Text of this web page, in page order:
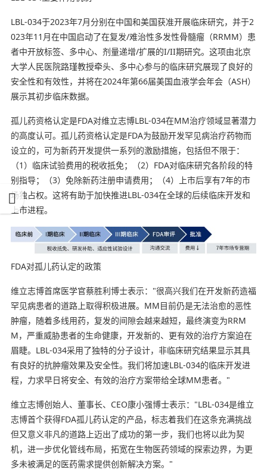
LBL-034于2023年7月分别在中国和美国获准开展临床研究，并于2
023年11月在中国启动了在复发/难治性多发性骨髓瘤（RRMM）患
者中开放标签、多中心、剂量递增/扩展的I/II期研究。这项由北京
大学人民医院路瑾教授牵头、多中心参与的临床研究展现了良好的
安全性和有效性，并将在2024年第66届美国血液学会年会（ASH）
展示其初步临床数据。
孤儿药资格认定是FDA对维立志博LBL-034在MM治疗领域显著潜力
的高度认可。孤儿药资格认定是FDA为鼓励开发罕见病治疗药物而
设立的，可为新药开发提供一系列的激励措施，包括但不限于：
（1）临床试验费用的税收抵免‌；（2）FDA对临床研究各阶段的特
别指导；（3）免除新药注册申请费用；（4）上市后享有7年的市
场独占权。这将有助于加快推进LBL-034在全球的后续临床开发和
上市进程。
FDA对孤儿药认定的政策
维立志博首席医学官蔡胜利博士表示："很高兴我们在开发新药造福
罕见病患者的道路上取得积极进展。MM目前仍是无法治愈的恶性
肿瘤，随着多线用药，复发的间隙会越来越短，最终演变为RRM
M，严重威胁患者的生命健康，开发新的、更有效的治疗方案迫在
眉睫。LBL-034采用了独特的分子设计，非临床研究结果显示其具
有良好的抗肿瘤效果及安全性。我们将加速LBL-034的临床开发进
程，力求早日将安全、有效的治疗方案带给全球MM患者。"
维立志博创始人、董事长、CEO康小强博士表示："LBL-034是维立
志博首个获得FDA孤儿药认定的产品，标志着我们在这条充满挑战
但又意义非凡的道路上迈出了成功的第一步，我们也将以此为契
机，进一步优化管线布局，拓宽在生物医药领域的探索边界，为更
多未被满足的医药需求提供创新解决方案。"